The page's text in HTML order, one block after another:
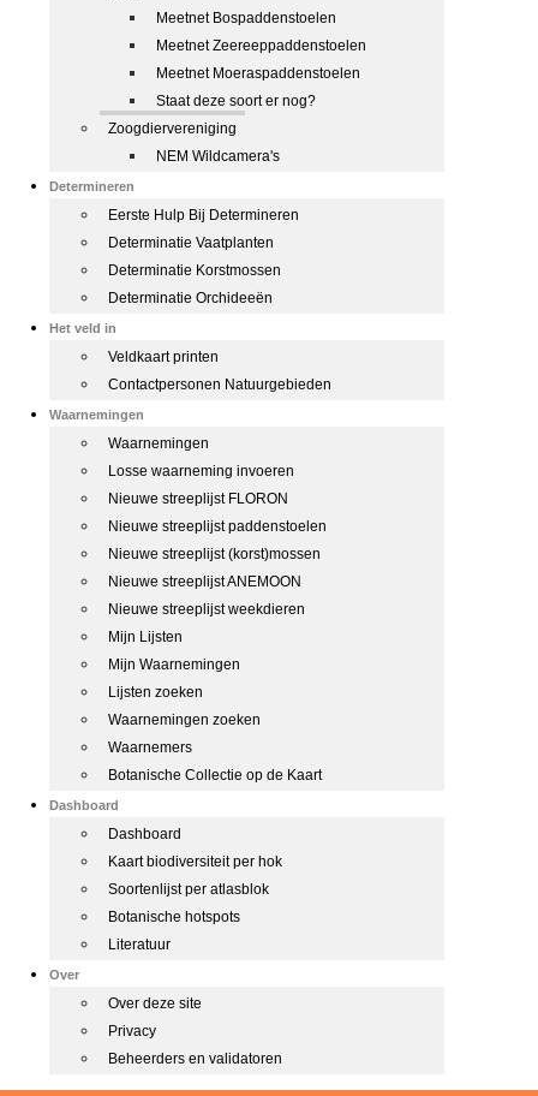
Meetnet Bospaddenstoelen
Meetnet Zeereeppaddenstoelen
Meetnet Moeraspaddenstoelen
Staat deze soort er nog?
Zoogdiervereniging
NEM Wildcamera's
Determineren
Eerste Hulp Bij Determineren
Determinatie Vaatplanten
Determinatie Korstmossen
Determinatie Orchideeën
Het veld in
Veldkaart printen
Contactpersonen Natuurgebieden
Waarnemingen
Waarnemingen
Losse waarneming invoeren
Nieuwe streeplijst FLORON
Nieuwe streeplijst paddenstoelen
Nieuwe streeplijst (korst)mossen
Nieuwe streeplijst ANEMOON
Nieuwe streeplijst weekdieren
Mijn Lijsten
Mijn Waarnemingen
Lijsten zoeken
Waarnemingen zoeken
Waarnemers
Botanische Collectie op de Kaart
Dashboard
Dashboard
Kaart biodiversiteit per hok
Soortenlijst per atlasblok
Botanische hotspots
Literatuur
Over
Over deze site
Privacy
Beheerders en validatoren